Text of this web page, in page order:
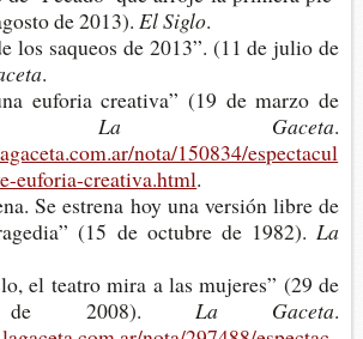
de 2013).El Siglo.
los saqueos de 2013”. (11 de julio de
.
eufo­ria crea­ti­va” (19 de marzo de
La Gaceta.
nota/150834/espectacul
euforia-creativa.html.
Se estre­na hoy una ver­sión libre de
(15 de octu­bre de 1982). La
el tea­tro mira a las muje­res” (29 de
de 2008). La Gaceta.